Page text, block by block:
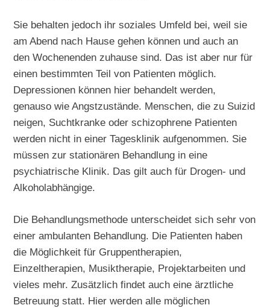
Sie behalten jedoch ihr soziales Umfeld bei, weil sie
am Abend nach Hause gehen können und auch an
den Wochenenden zuhause sind. Das ist aber nur für
einen bestimmten Teil von Patienten möglich.
Depressionen können hier behandelt werden,
genauso wie Angstzustände. Menschen, die zu Suizid
neigen, Suchtkranke oder schizophrene Patienten
werden nicht in einer Tagesklinik aufgenommen. Sie
müssen zur stationären Behandlung in eine
psychiatrische Klinik. Das gilt auch für Drogen- und
Alkoholabhängige.
Die Behandlungsmethode unterscheidet sich sehr von
einer ambulanten Behandlung. Die Patienten haben
die Möglichkeit für Gruppentherapien,
Einzeltherapien, Musiktherapie, Projektarbeiten und
vieles mehr. Zusätzlich findet auch eine ärztliche
Betreuung statt. Hier werden alle möglichen